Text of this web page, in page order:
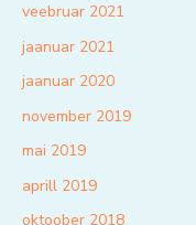
veebruar 2021
jaanuar 2021
jaanuar 2020
november 2019
mai 2019
aprill 2019
oktoober 2018